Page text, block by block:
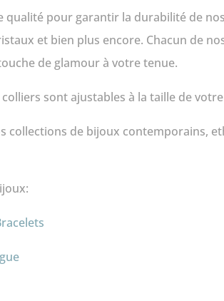
pour garantir la durabilité de
et bien plus encore. Chacun de
de glamour à votre tenue.
sont ajustables à la taille de
collections de bijoux contemporains,